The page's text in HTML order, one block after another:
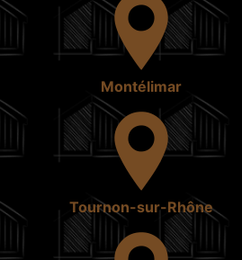
Montélimar
Tournon-sur-Rhône